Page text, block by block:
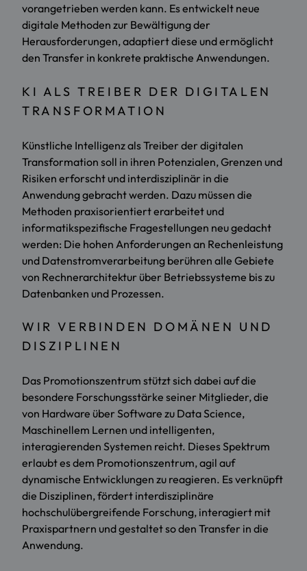
vorangetrieben werden kann. Es entwickelt neue
digitale Methoden zur Bewältigung der
Herausforderungen, adaptiert diese und ermöglicht
den Transfer in konkrete praktische Anwendungen.
KI ALS TREIBER DER DIGITALEN
TRANSFORMATION
Künstliche Intelligenz als Treiber der digitalen
Transformation soll in ihren Potenzialen, Grenzen und
Risiken erforscht und interdisziplinär in die
Anwendung gebracht werden. Dazu müssen die
Methoden praxisorientiert erarbeitet und
informatikspezifische Fragestellungen neu gedacht
werden: Die hohen Anforderungen an Rechenleistung
und Datenstromverarbeitung berühren alle Gebiete
von Rechnerarchitektur über Betriebssysteme bis zu
Datenbanken und Prozessen.
WIR VERBINDEN DOMÄNEN UND
DISZIPLINEN
Das Promotionszentrum stützt sich dabei auf die
besondere Forschungsstärke seiner Mitglieder, die
von Hardware über Software zu Data Science,
Maschinellem Lernen und intelligenten,
interagierenden Systemen reicht. Dieses Spektrum
erlaubt es dem Promotionszentrum, agil auf
dynamische Entwicklungen zu reagieren. Es verknüpft
die Disziplinen, fördert interdisziplinäre
hochschulübergreifende Forschung, interagiert mit
Praxispartnern und gestaltet so den Transfer in die
Anwendung.